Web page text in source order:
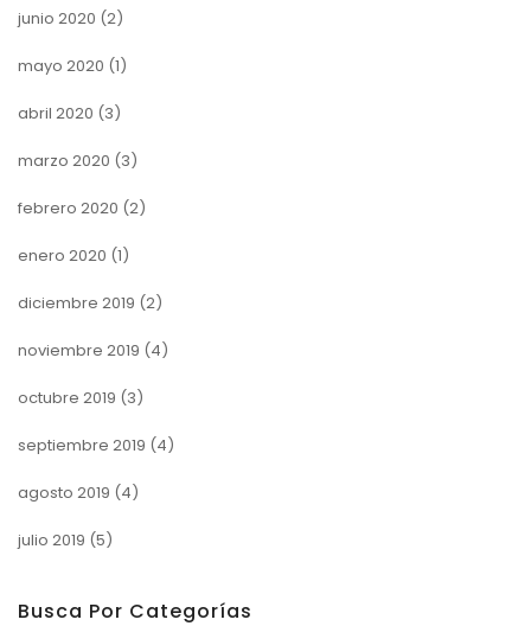
junio 2020 (2)
mayo 2020 (1)
abril 2020 (3)
marzo 2020 (3)
febrero 2020 (2)
enero 2020 (1)
diciembre 2019 (2)
noviembre 2019 (4)
octubre 2019 (3)
septiembre 2019 (4)
agosto 2019 (4)
julio 2019 (5)
Busca Por Categorías